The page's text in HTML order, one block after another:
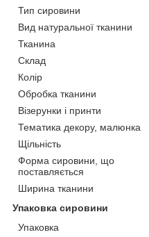
Тип сировини
Вид натуральної тканини
Тканина
Склад
Колір
Обробка тканини
Візерунки і принти
Тематика декору, малюнка
Щільність
Форма сировини, що
поставляється
Ширина тканини
Упаковка сировини
Упаковка